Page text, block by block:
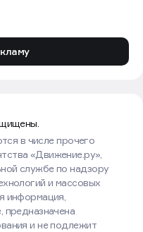
в числе прочего
«Движение.ру»,
службе по надзору
и массовых
информация,
предназначена
и не подлежит